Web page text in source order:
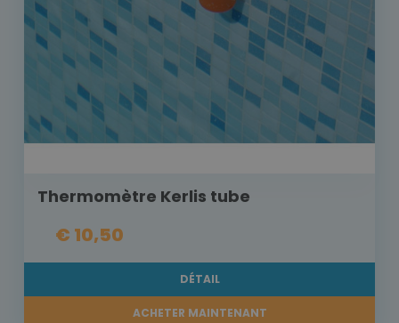
Thermomètre Kerlis tube
€ 10,50
DÉTAIL
ACHETER MAINTENANT